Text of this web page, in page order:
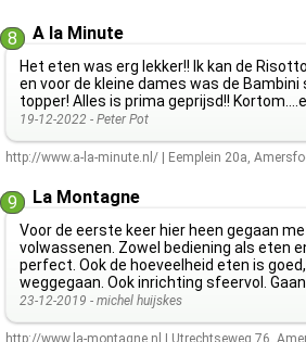
8 A la Minute
Het eten was erg lekker!! Ik kan de
en voor de kleine dames was de
topper! Alles is prima geprijsd!!
19-12-2022 - Peter Pot
http://www.a-la-minute.nl/ Eemplein 20a,
9 La Montagne
Voor de eerste keer hier heen gegaan
volwassenen. Zowel bediening als eten
perfect. Ook de hoeveelheid eten is
weggegaan. Ook inrichting sfeervol.
23-12-2019 - michel huijskes
http://www.la-montagne.nl Utrechtseweg 76,